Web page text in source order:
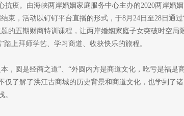
抗疫。由海峡两岸婚姻家庭服务中心主办的2020两岸婚
束，活动以钉钉平台直播的形式，于8月24日至28日通
的五期财商特训课程，让两岸婚姻家庭子女突破时空局
踏上拜师学艺、学习商道、收获快乐的旅程。
，圆是经商之道”、“外圆内方是商道文化，吃亏是福
仅了解了洪江古商城的历史背景和商道文化，也学到了
。